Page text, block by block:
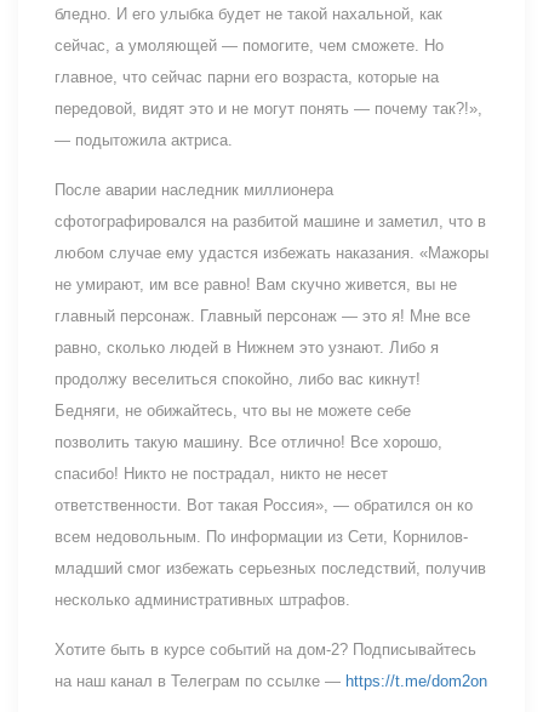
бледно. И его улыбка будет не такой нахальной, как
сейчас, а умоляющей — помогите, чем сможете. Но
главное, что сейчас парни его возраста, которые на
передовой, видят это и не могут понять — почему так?!»,
— подытожила актриса.
После аварии наследник миллионера
сфотографировался на разбитой машине и заметил, что в
любом случае ему удастся избежать наказания. «Мажоры
не умирают, им все равно! Вам скучно живется, вы не
главный персонаж. Главный персонаж — это я! Мне все
равно, сколько людей в Нижнем это узнают. Либо я
продолжу веселиться спокойно, либо вас кикнут!
Бедняги, не обижайтесь, что вы не можете себе
позволить такую машину. Все отлично! Все хорошо,
спасибо! Никто не пострадал, никто не несет
ответственности. Вот такая Россия», — обратился он ко
всем недовольным. По информации из Сети, Корнилов-
младший смог избежать серьезных последствий, получив
несколько административных штрафов.
Хотите быть в курсе событий на дом-2? Подписывайтесь
на наш канал в Телеграм по ссылке — https://t.me/dom2on